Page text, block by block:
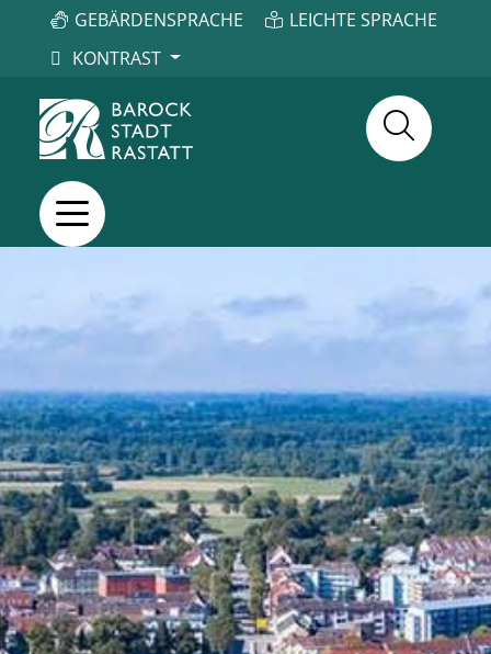
GEBÄRDENSPRACHE
LEICHTE SPRACHE
KONTRAST